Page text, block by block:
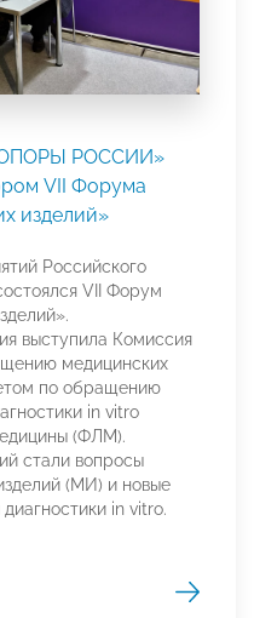
РОССИИ»
VII Форума
изделий»
Российского
VII Форум
выступила Комиссия
медицинских
по обращению
in vitro
(ФЛМ).
стали вопросы
(МИ) и новые
in vitro.